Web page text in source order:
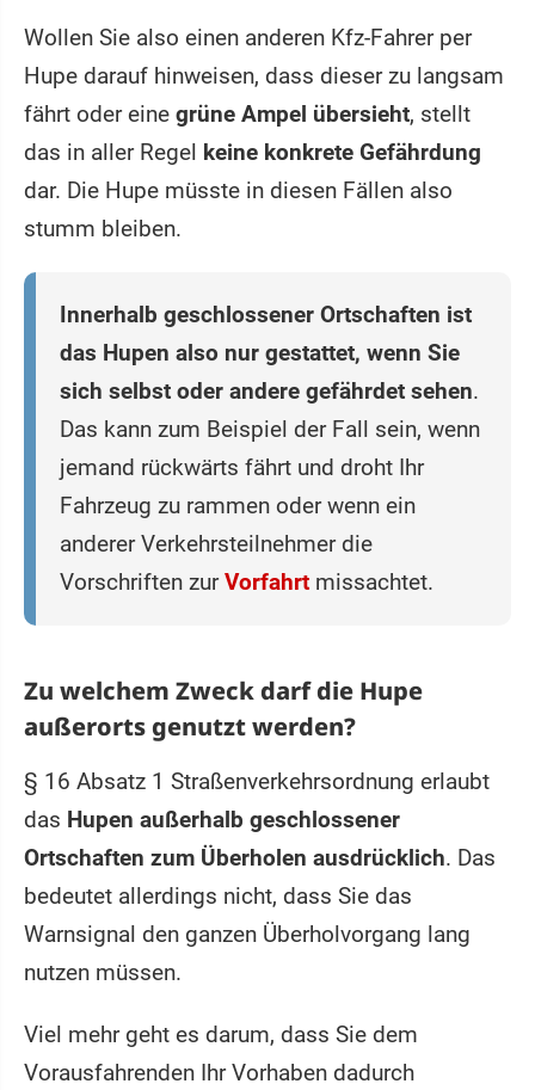
Wollen Sie also einen anderen Kfz-Fahrer per
Hupe darauf hinweisen, dass dieser zu langsam
fährt oder eine grüne Ampel übersieht, stellt
das in aller Regel keine konkrete Gefährdung
dar. Die Hupe müsste in diesen Fällen also
stumm bleiben.
Innerhalb geschlossener Ortschaften ist
das Hupen also nur gestattet, wenn Sie
sich selbst oder andere gefährdet sehen.
Das kann zum Beispiel der Fall sein, wenn
jemand rückwärts fährt und droht Ihr
Fahrzeug zu rammen oder wenn ein
anderer Verkehrsteilnehmer die
Vorschriften zurVorfahrt missachtet.
Zu welchem Zweck darf die Hupe
außerorts genutzt werden?
§ 16 Absatz 1 Straßenverkehrsordnung erlaubt
das Hupen außerhalb geschlossener
Ortschaften zum Überholen ausdrücklich. Das
bedeutet allerdings nicht, dass Sie das
Warnsignal den ganzen Überholvorgang lang
nutzen müssen.
Viel mehr geht es darum, dass Sie dem
Vorausfahrenden Ihr Vorhaben dadurch